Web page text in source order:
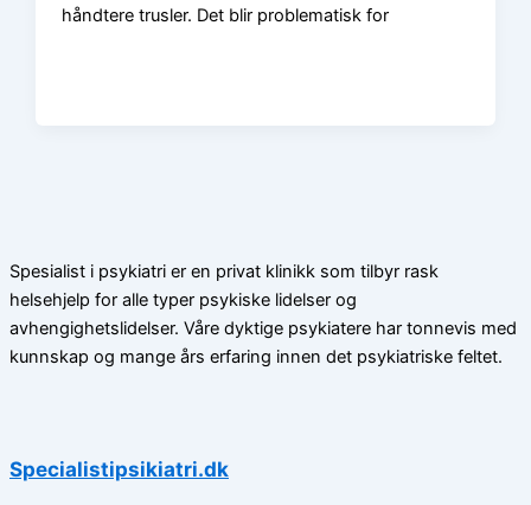
håndtere trusler. Det blir problematisk for
Spesialist i psykiatri er en privat klinikk som tilbyr rask
helsehjelp for alle typer psykiske lidelser og
avhengighetslidelser. Våre dyktige psykiatere har tonnevis med
kunnskap og mange års erfaring innen det psykiatriske feltet.
Specialistipsikiatri.dk